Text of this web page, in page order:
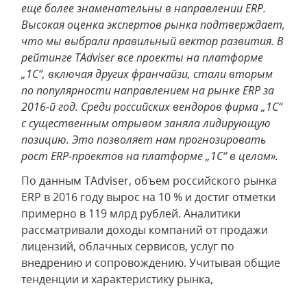
еще более знаменательны в направлении ERP.
Высокая оценка экспертов рынка подтверждает,
что мы выбрали правильный вектор развития. В
рейтинге TAdviser все проекты на платформе
„1С“, включая других франчайзи, стали вторым
по популярности направлением на рынке ERP за
2016-й год. Среди российских вендоров фирма „1С“
с существенным отрывом заняла лидирующую
позицию. Это позволяет нам прогнозировать
рост ERP-проектов на платформе „1С“ в целом».
По данным TAdviser, объем российского рынка
ERP в 2016 году вырос на 10 % и достиг отметки
примерно в 119 млрд рублей. Аналитики
рассматривали доходы компаний от продажи
лицензий, облачных сервисов, услуг по
внедрению и сопровождению. Учитывая общие
тенденции и характеристику рынка,